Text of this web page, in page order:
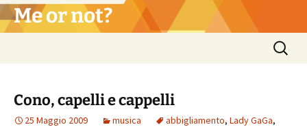
Vai
al Me or not?
Ricerca
per:
Cono, capelli e cappelli
25 Maggio 2009 musica abbigliamento, Lady GaGa,